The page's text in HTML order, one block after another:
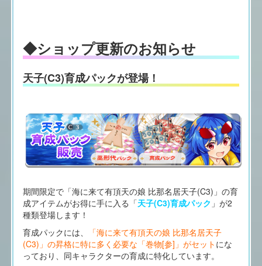
◆ショップ更新のお知らせ
天子(C3)育成パックが登場！
期間限定で「海に来て有頂天の娘 比那名居天子(C3)」の育
成アイテムがお得に手に入る「天子(C3)育成パック 」が2
種類登場します！
育成パックには、
「海に来て有頂天の娘 比那名居天子
(C3)」の昇格に特に多く必要な「巻物[参]」がセット にな
っており、同キャラクターの育成に特化しています。